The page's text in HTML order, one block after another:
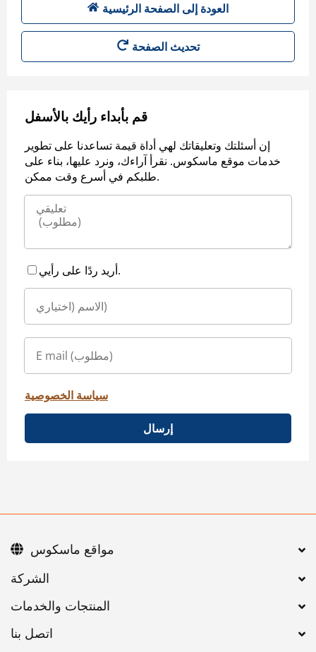
العودة إلى الصفحة الرئيسية
تحديث الصفحة
قم بأبداء رأيك بالأسفل
إن أسئلتك وتعليقاتك لهي أداة قيمة تساعدنا على تطوير
خدمات موقع ماسكوس. نقرأ آراءك، ونرد عليها، بناء على
طلبكم في أسرع وقت ممكن.
أريد ردًا على رأيي.
سياسة الخصوصية
إرسال
اتصل بنا
مواقع ماسكوس